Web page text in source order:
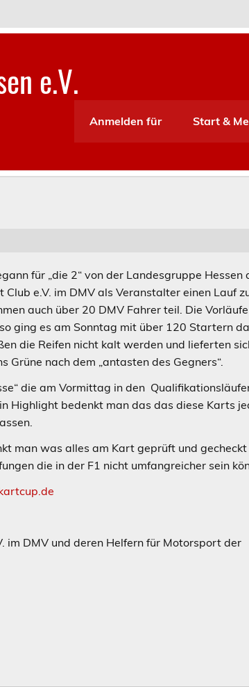
e.V.
Anmelden für Start &
für „die 2“ von der Landesgruppe Hessen
e.V. im DMV als Veranstalter einen Lauf
auch über 20 DMV Fahrer teil. Die
ging es am Sonntag mit über 120 Startern
die Reifen nicht kalt werden und lieferten
Grüne nach dem „antasten des Gegners“.
die am Vormittag in den
Highlight bedenkt man das das diese Karts
man was alles am Kart geprüft und
die in der F1 nicht umfangreicher sein
im DMV und deren Helfern für Motorsport der